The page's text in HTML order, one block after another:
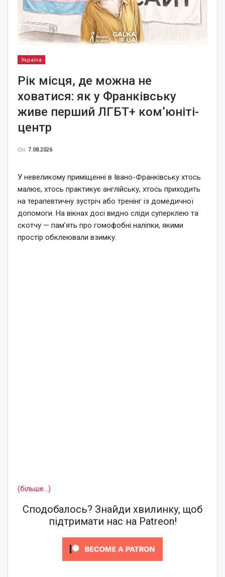
Україна
Рік місця, де можна не
ховатися: як у Франківську
живе перший ЛГБТ+ ком’юніті-
центр
On 7.08.2026
У невеликому приміщенні в Івано-Франківську хтось
малює, хтось практикує англійську, хтось приходить
на терапевтичну зустріч або тренінг із домедичної
допомоги. На вікнах досі видно сліди суперклею та
скотчу — пам’ять про гомофобні наліпки, якими
простір обклеювали взимку.
(більше…)
Сподобалось? Знайди хвилинку, щоб
підтримати нас на Patreon!